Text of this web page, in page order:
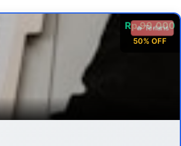
Rp 99.000
50% OFF
🔥 Terlaris